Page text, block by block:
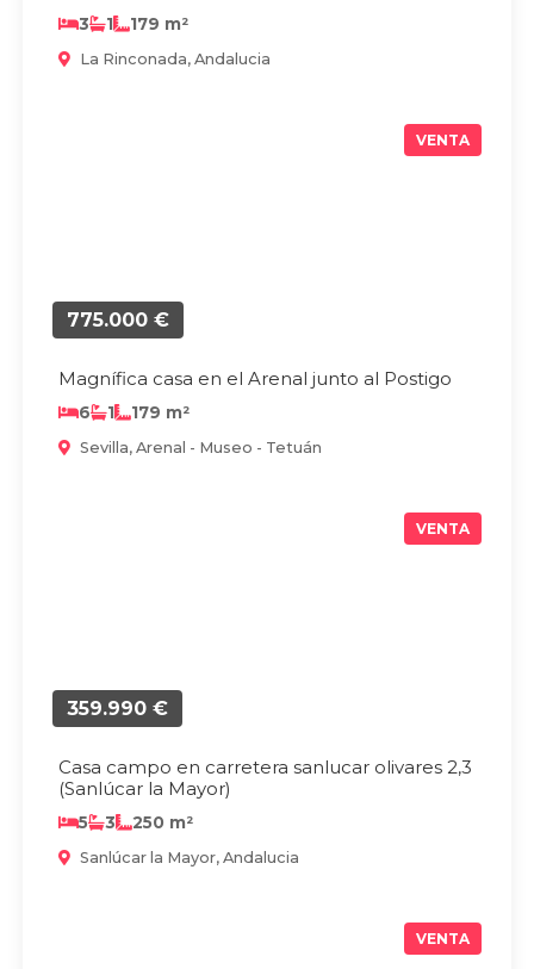
3 1 179 m²
La Rinconada, Andalucia
VENTA
775.000 €
Magnífica casa en el Arenal junto al Postigo
6 1 179 m²
Sevilla, Arenal - Museo - Tetuán
VENTA
359.990 €
Casa campo en carretera sanlucar olivares 2,3
(Sanlúcar la Mayor)
5 3 250 m²
Sanlúcar la Mayor, Andalucia
VENTA